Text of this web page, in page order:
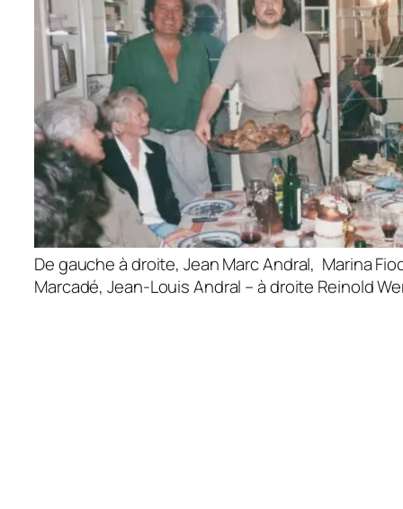
De gauche à droite, Jean Marc Andral, Marina
Marcadé, Jean-Louis Andral – à droite Reinold